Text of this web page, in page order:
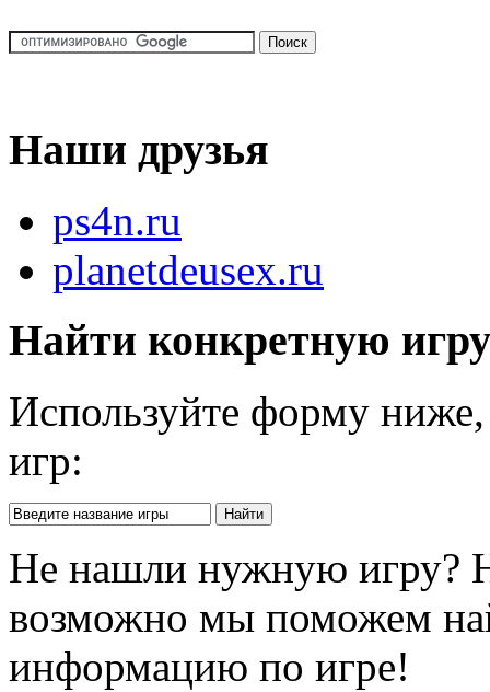
Наши друзья
ps4n.ru
planetdeusex.ru
Найти конкретную
Используйте форму
игр:
Не нашли нужную игру?
возможно мы поможем
информацию по игре!